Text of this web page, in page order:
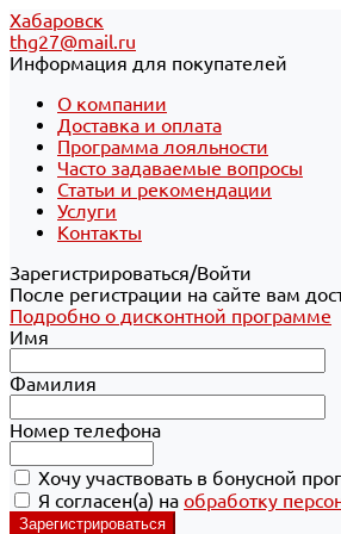
Хабаровск
thg27@mail.ru
Информация для покупателей
О компании
Доставка и оплата
Программа лояльности
Часто задаваемые вопросы
Статьи и рекомендации
Услуги
Контакты
Зарегистрироваться/Войти
После регистрации на сайте вам
Подробно о дисконтной программе
Имя
Фамилия
Номер телефона
Хочу участвовать в бонусной
Я согласен(а) на обработку